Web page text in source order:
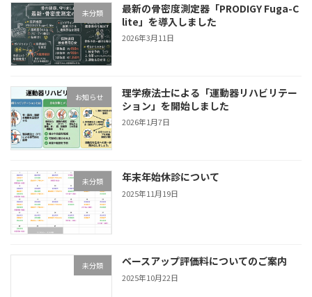
未分類
最新の骨密度測定器「PRODIGY Fuga-C
lite」を導入しました
2026年3月11日
お知らせ
理学療法士による「運動器リハビリテー
ション」を開始しました
2026年1月7日
未分類 年末年始休診について
2025年11月19日
未分類 ベースアップ評価料についてのご案内
2025年10月22日